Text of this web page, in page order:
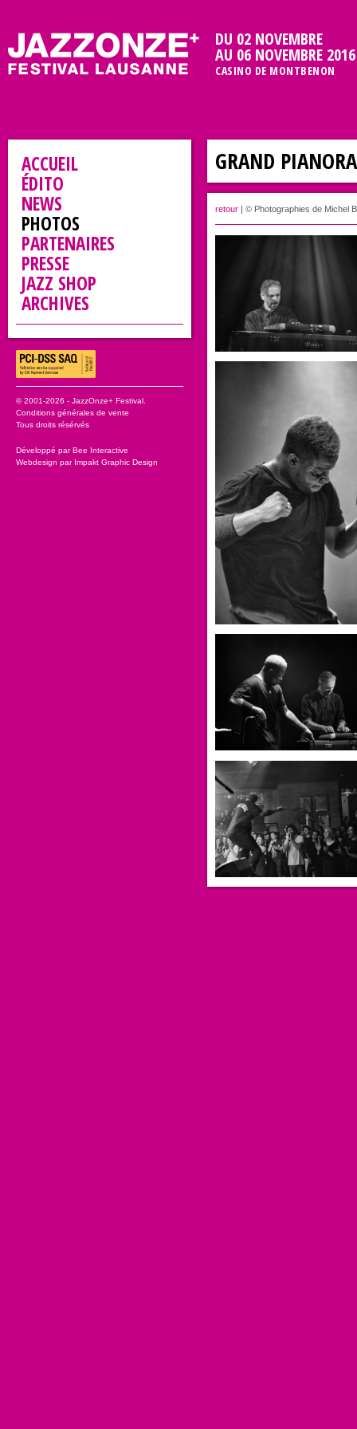
DU 02 NOVEMBRE
AU 06 NOVEMBRE 2016
CASINO DE MONTBENON
ACCUEIL
ÉDITO
NEWS
PHOTOS
PARTENAIRES
PRESSE
JAZZ SHOP
ARCHIVES
© 2001-2026 - JazzOnze+ Festival.
Conditions générales de vente
Tous droits résérvés
Développé parBee Interactive
Webdesign par Impakt Graphic Design
GRAND
retour | © Photographies de Michel